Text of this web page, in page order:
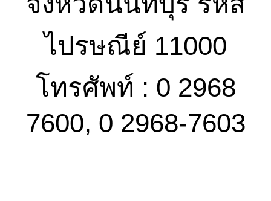
ไปรษณีย์ 11000
โทรศัพท์ : 0 2968
7600, 0 2968-7603